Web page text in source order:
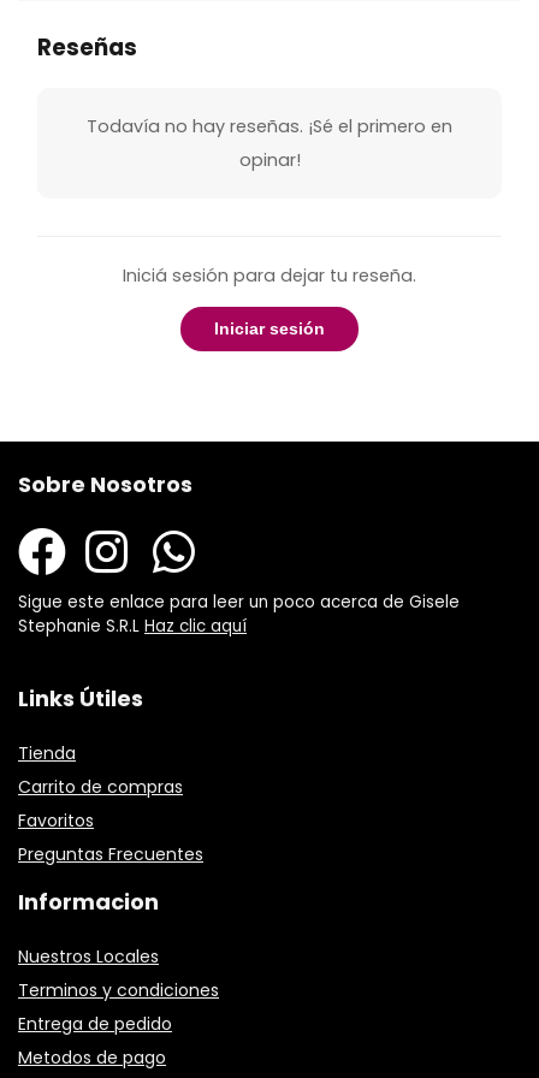
Reseñas
Todavía no hay reseñas. ¡Sé el primero en
opinar!
Iniciá sesión para dejar tu reseña.
Iniciar sesión
Sobre Nosotros
Sigue este enlace para leer un poco acerca de Gisele
Stephanie S.R.L Haz clic aquí
Links Útiles
Tienda
Carrito de compras
Favoritos
Preguntas Frecuentes
Informacion
Nuestros Locales
Terminos y condiciones
Entrega de pedido
Metodos de pago